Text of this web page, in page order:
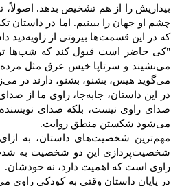
بیداریش را از هم تشخیص بدهد.
چشم او جهان را ببینیم. اما در داستان
که در این قسمت‌ها بیروتی از
"كی حاضر است قبول كند كه شب‌ها
می‌نشیند و سرتاپا خیس عرق مثل
می‌گوید هیس، بشنو، بشنو، دارند در
در این داستان، جا‌به‌جا، راوی ما از
صدای راوی نیست، بلکه صدای
می‌شود شکستن منطق روایت.
مهم‌ترین شخصیت‌های داستان، به
شخصیت‌پردازی این دو شخصیت به
راوی است که اهمیت دارد، نه خودشان.
در پایان داستان وقتی به کودکی راوی